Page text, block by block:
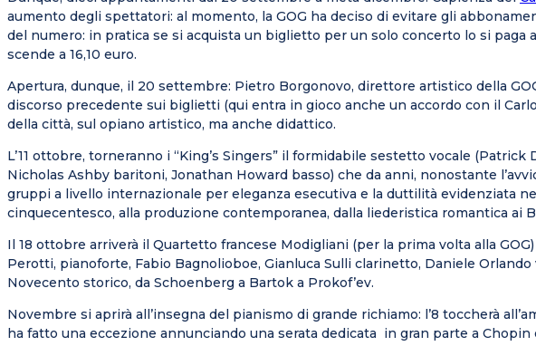
aumento degli spettatori: al momento, la GOG ha deciso di evitare gli
del numero: in pratica se si acquista un biglietto per un solo concerto lo si
scende a 16,10 euro.
Apertura, dunque, il 20 settembre: Pietro Borgonovo, direttore artistico della
discorso precedente sui biglietti (qui entra in gioco anche un accordo con il
della città, sul opiano artistico, ma anche didattico.
L’11 ottobre, torneranno i “King’s Singers” il formidabile sestetto vocale
Nicholas Ashby baritoni, Jonathan Howard basso) che da anni, nonostante
gruppi a livello internazionale per eleganza esecutiva e la duttilità evidenziata
cinquecentesco, alla produzione contemporanea, dalla liederistica romantica ai
Il 18 ottobre arriverà il Quartetto francese Modigliani (per la prima volta alla
Perotti, pianoforte, Fabio Bagnolioboe, Gianluca Sulli clarinetto, Daniele
Novecento storico, da Schoenberg a Bartok a Prokof’ev.
Novembre si aprirà all’insegna del pianismo di grande richiamo: l’8 toccherà
ha fatto una eccezione annunciando una serata dedicata in gran parte a